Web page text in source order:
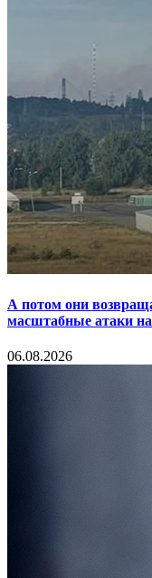
А потом они
масштабные атаки
06.08.2026